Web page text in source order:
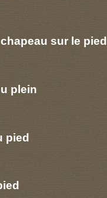
sur le pied
plein
pied